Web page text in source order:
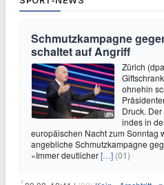
Schmutzkampagne
schaltet auf Angriff
Zürich
ohnehin
Druck.
indes in
europäischen Nacht zum Sonntag
angebliche Schmutzkampagne
«Immer deutlicher[…] (01)